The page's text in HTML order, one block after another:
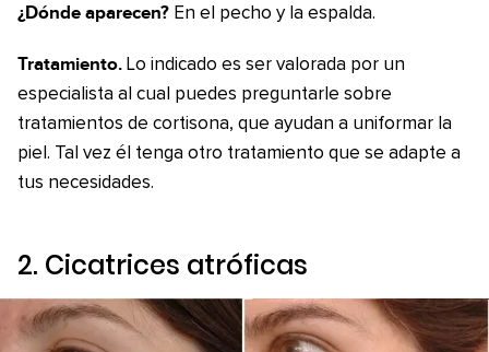
¿Dónde aparecen? En el pecho y la espalda.
Tratamiento. Lo indicado es ser valorada por un
especialista al cual puedes preguntarle sobre
tratamientos de cortisona, que ayudan a uniformar la
piel. Tal vez él tenga otro tratamiento que se adapte a
tus necesidades.
2. Cicatrices atróficas